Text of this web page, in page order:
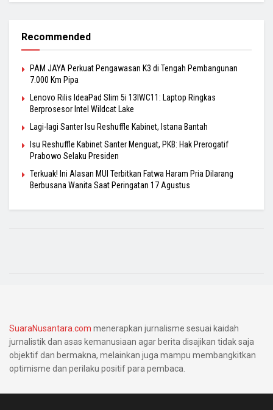
Recommended
PAM JAYA Perkuat Pengawasan K3 di Tengah Pembangunan
7.000 Km Pipa
Lenovo Rilis IdeaPad Slim 5i 13IWC11: Laptop Ringkas
Berprosesor Intel Wildcat Lake
Lagi-lagi Santer Isu Reshuffle Kabinet, Istana Bantah
Isu Reshuffle Kabinet Santer Menguat, PKB: Hak Prerogatif
Prabowo Selaku Presiden
Terkuak! Ini Alasan MUI Terbitkan Fatwa Haram Pria Dilarang
Berbusana Wanita Saat Peringatan 17 Agustus
SuaraNusantara.com menerapkan jurnalisme sesuai kaidah
jurnalistik dan asas kemanusiaan agar berita disajikan tidak saja
objektif dan bermakna, melainkan juga mampu membangkitkan
optimisme dan perilaku positif para pembaca.